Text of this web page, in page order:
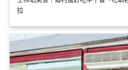
拉